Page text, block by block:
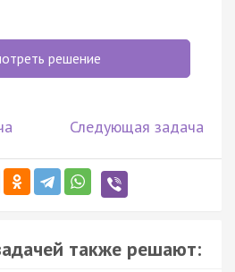
решение
Следующая задача
также решают: